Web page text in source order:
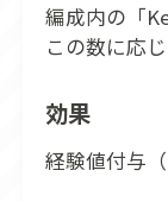
編成内の「
この数に応
効果
経験値付与